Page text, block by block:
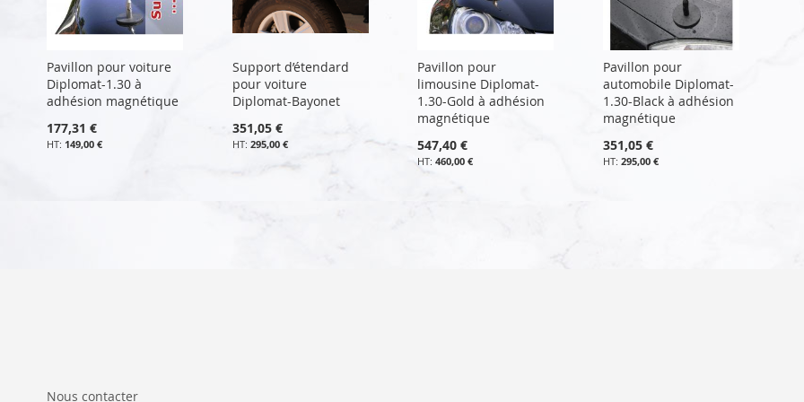
Pavillon pour voiture
Diplomat-1.30 à
adhésion magnétique
177,31 €
149,00 €
Support d’étendard
pour voiture
Diplomat-Bayonet
351,05 €
295,00 €
Pavillon pour
limousine Diplomat-
1.30-Gold à adhésion
magnétique
547,40 €
460,00 €
Pavillon pour
automobile Diplomat-
1.30-Black à adhésion
magnétique
351,05 €
295,00 €
Nous contacter